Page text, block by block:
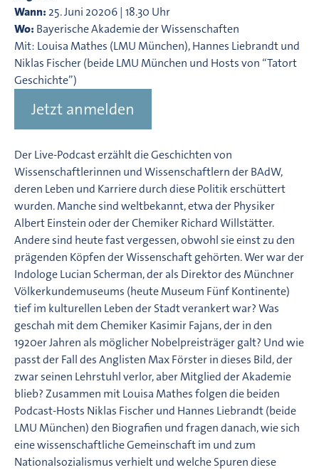
Wann: 25. Juni 20206 | 18.30 Uhr
Wo: Bayerische Akademie der Wissenschaften
Mit: Louisa Mathes (LMU München), Hannes Liebrandt und
Niklas Fischer (beide LMU München und Hosts von “Tatort
Geschichte”)
Jetzt anmelden
Der Live-Podcast erzählt die Geschichten von
Wissenschaftlerinnen und Wissenschaftlern der BAdW,
deren Leben und Karriere durch diese Politik erschüttert
wurden. Manche sind weltbekannt, etwa der Physiker
Albert Einstein oder der Chemiker Richard Willstätter.
Andere sind heute fast vergessen, obwohl sie einst zu den
prägenden Köpfen der Wissenschaft gehörten. Wer war der
Indologe Lucian Scherman, der als Direktor des Münchner
Völkerkundemuseums (heute Museum Fünf Kontinente)
tief im kulturellen Leben der Stadt verankert war? Was
geschah mit dem Chemiker Kasimir Fajans, der in den
1920er Jahren als möglicher Nobelpreisträger galt? Und wie
passt der Fall des Anglisten Max Förster in dieses Bild, der
zwar seinen Lehrstuhl verlor, aber Mitglied der Akademie
blieb? Zusammen mit Louisa Mathes folgen die beiden
Podcast-Hosts Niklas Fischer und Hannes Liebrandt (beide
LMU München) den Biografien und fragen danach, wie sich
eine wissenschaftliche Gemeinschaft im und zum
Nationalsozialismus verhielt und welche Spuren diese